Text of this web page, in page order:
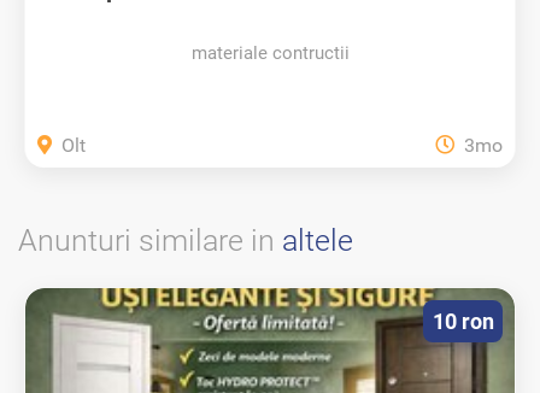
materiale contructii
Olt 3mo
Anunturi similare in altele
10 ron